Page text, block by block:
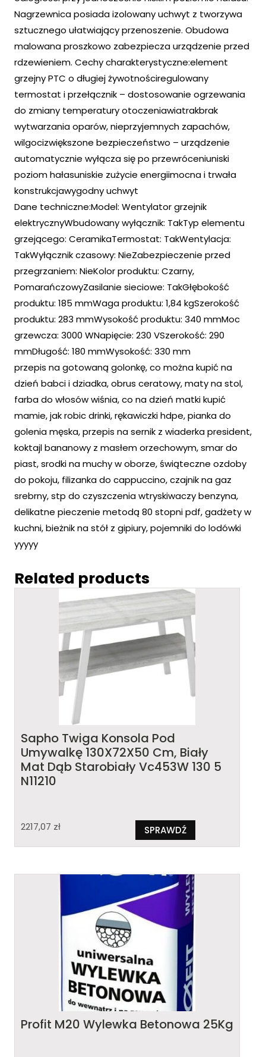
Nagrzewnica posiada izolowany uchwyt z tworzywa
sztucznego ułatwiający przenoszenie. Obudowa
malowana proszkowo zabezpiecza urządzenie przed
rdzewieniem. Cechy charakterystyczne:element
grzejny PTC o długiej żywotnościregulowany
termostat i przełącznik – dostosowanie ogrzewania
do zmiany temperatury otoczeniawiatrakbrak
wytwarzania oparów, nieprzyjemnych zapachów,
wilgocizwiększone bezpieczeństwo – urządzenie
automatycznie wyłącza się po przewróceniuniski
poziom hałasuniskie zużycie energiimocna i trwała
konstrukcjawygodny uchwyt
Dane techniczne:Model: Wentylator grzejnik
elektrycznyWbudowany wyłącznik: TakTyp elementu
grzejącego: CeramikaTermostat: TakWentylacja:
TakWyłącznik czasowy: NieZabezpieczenie przed
przegrzaniem: NieKolor produktu: Czarny,
PomarańczowyZasilanie sieciowe: TakGłębokość
produktu: 185 mmWaga produktu: 1,84 kgSzerokość
produktu: 283 mmWysokość produktu: 340 mmMoc
grzewcza: 3000 WNapięcie: 230 VSzerokość: 290
mmDługość: 180 mmWysokość: 330 mm
przepis na gotowaną golonkę, co można kupić na
dzień babci i dziadka, obrus ceratowy, maty na stol,
farba do włosów wiśnia, co na dzień matki kupić
mamie, jak robic drinki, rękawiczki hdpe, pianka do
golenia męska, przepis na sernik z wiaderka president,
koktajl bananowy z masłem orzechowym, smar do
piast, srodki na muchy w oborze, świąteczne ozdoby
do pokoju, filizanka do cappuccino, czajnik na gaz
srebrny, stp do czyszczenia wtryskiwaczy benzyna,
delikatne pieczenie metodą 80 stopni pdf, gadżety w
kuchni, bieżnik na stół z gipiury, pojemniki do lodówki
yyyyy
Related products
Sapho Twiga Konsola Pod
Umywalkę 130X72X50 Cm, Biały
Mat Dąb Starobiały Vc453W 130 5
N11210
2217,07 zł SPRAWDŹ
Profit M20 Wylewka Betonowa 25Kg